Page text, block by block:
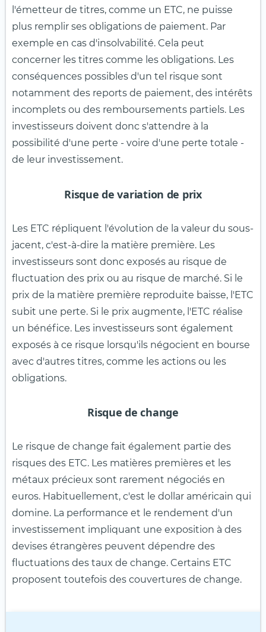
l'émetteur de titres, comme un ETC, ne puisse
plus remplir ses obligations de paiement. Par
exemple en cas d'insolvabilité. Cela peut
concerner les titres comme les obligations. Les
conséquences possibles d'un tel risque sont
notamment des reports de paiement, des intérêts
incomplets ou des remboursements partiels. Les
investisseurs doivent donc s'attendre à la
possibilité d'une perte - voire d'une perte totale -
de leur investissement.
Risque de variation de prix
Les ETC répliquent l'évolution de la valeur du sous-
jacent, c'est-à-dire la matière première. Les
investisseurs sont donc exposés au risque de
fluctuation des prix ou au risque de marché. Si le
prix de la matière première reproduite baisse, l'ETC
subit une perte. Si le prix augmente, l'ETC réalise
un bénéfice. Les investisseurs sont également
exposés à ce risque lorsqu'ils négocient en bourse
avec d'autres titres, comme les actions ou les
obligations.
Risque de change
Le risque de change fait également partie des
risques des ETC. Les matières premières et les
métaux précieux sont rarement négociés en
euros. Habituellement, c'est le dollar américain qui
domine. La performance et le rendement d'un
investissement impliquant une exposition à des
devises étrangères peuvent dépendre des
fluctuations des taux de change. Certains ETC
proposent toutefois des couvertures de change.